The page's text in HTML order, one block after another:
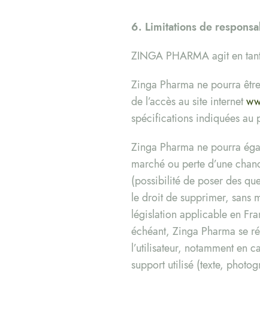
6. Limitations de
ZINGA PHARMA agit en
Zinga Pharma ne pourra
de l’accès au site internet
spécifications indiquées au
Zinga Pharma ne pourra
marché ou perte d’une
(possibilité de poser des
le droit de supprimer, sans
législation applicable en
échéant, Zinga Pharma se
l’utilisateur, notamment en
support utilisé (texte,